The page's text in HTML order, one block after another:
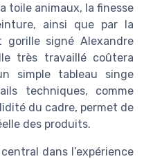
toile animaux, la finesse
ainsi que par la
gorille signé Alexandre
très travaillé coûtera
simple tableau singe
techniques, comme
du cadre, permet de
des produits.
dans l’expérience